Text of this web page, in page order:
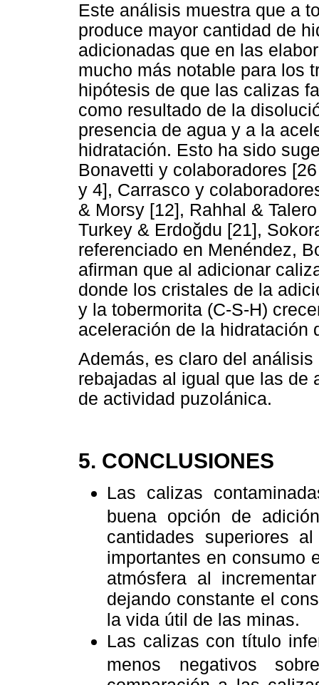
Este análisis muestra que a
produce mayor cantidad de
adicionadas que en las
mucho más notable para los
hipótesis de que las calizas
como resultado de la
presencia de agua y a la
hidratación. Esto ha sido
Bonavetti y colaboradores
y 4], Carrasco y
& Morsy [12], Rahhal &
Turkey & Erdoğdu [21],
referenciado en Menéndez,
afirman que al adicionar
donde los cristales de la
y la tobermorita (C-S-H)
aceleración de la hidratación
Además, es claro del
rebajadas al igual que las de
de actividad puzolánica.
5. CONCLUSIONES
Las calizas
buena opción de
cantidades superiores
importantes en consumo
atmósfera al
dejando constante el
la vida útil de las minas.
Las calizas con título
menos negativos